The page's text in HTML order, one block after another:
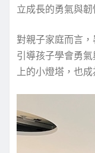
立成長的勇氣與韌
對親子家庭而言
引導孩子學會勇
上的小燈塔，也